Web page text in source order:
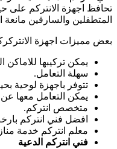
تحافظ اجهزة الانتركم على
المتطفلين والسارقين
بعض مميزات اجهزة
يمكن تركيبها للاماكن
سهلة التعامل.
تتوفر باجهزة
يمكن التعامل معها
متخصص انتركم.
افضل فني انتركم
معلم انتركم خدمة
فني انتركم الدعية